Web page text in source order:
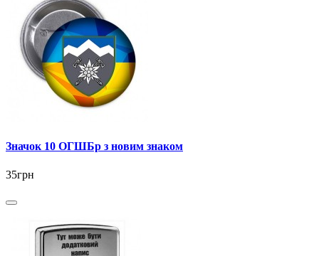
Значок 10 ОГШБр з новим знаком
35грн